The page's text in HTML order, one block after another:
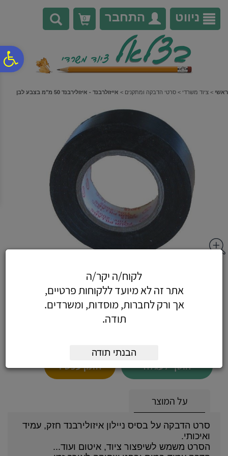
נגישות
אתר
המרכזי
ניווט התחבר 0
ראשי > ציוד משרדי > סרטי הדבקה ומתקנים > אייזולרבנד - איזולירבנד 50 מ"מ בצבע לבן
אייזולרבנד - איזולירבנד 50 מ"מ בצבע לבן
הוסף לעגלה הזמן עכשיו
על המוצר
סרט הדבקה על בסיס ניילון איזולירבנד חזק, עמיד
ואיכותי.
הסרט משמש לשיפצור ציוד, איטום ועוד...
לקוח/ה יקר/ה
אתר זה לא מיועד ללקוחות פרטיים,
אך ורק לחברות, מוסדות, ומשרדים.
תודה.
הבנתי תודה